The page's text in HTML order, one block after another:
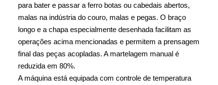
para bater e passar a ferro botas ou cabedais abertos,
malas na indústria do couro, malas e pegas. O braço
longo e a chapa especialmente desenhada facilitam as
operações acima mencionadas e permitem a prensagem
final das peças acopladas. A martelagem manual é
reduzida em 80%.
A máquina está equipada com controle de temperatura